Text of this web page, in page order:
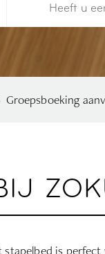
Groepsboeking
is